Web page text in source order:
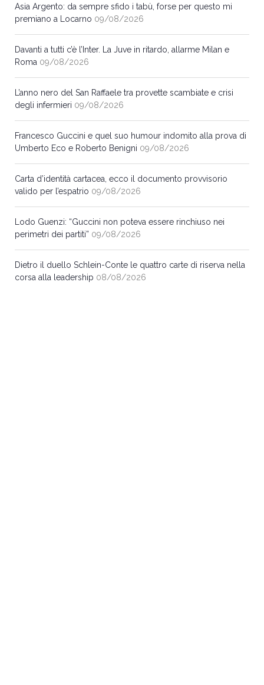
Asia Argento: da sempre sfido i tabù, forse per questo mi
premiano a Locarno 09/08/2026
Davanti a tutti c’è l’Inter. La Juve in ritardo, allarme Milan e
Roma 09/08/2026
L’anno nero del San Raffaele tra provette scambiate e crisi
degli infermieri 09/08/2026
Francesco Guccini e quel suo humour indomito alla prova di
Umberto Eco e Roberto Benigni 09/08/2026
Carta d’identità cartacea, ecco il documento provvisorio
valido per l’espatrio 09/08/2026
Lodo Guenzi: “Guccini non poteva essere rinchiuso nei
perimetri dei partiti” 09/08/2026
Dietro il duello Schlein-Conte le quattro carte di riserva nella
corsa alla leadership 08/08/2026